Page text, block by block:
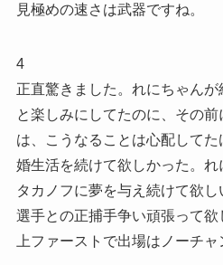
見極めの速さは武器ですね。
4
正直驚きました。れにちゃん
と楽しみにしてたのに、その
は、こうなることは心配して
婚生活を続けて欲しかった。
タカノフに夢を与え続けて欲
選手との正捕手争い頑張って
上ファーストで出場はノーチャ